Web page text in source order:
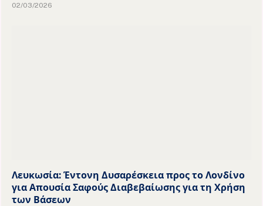
02/03/2026
Λευκωσία: Έντονη Δυσαρέσκεια προς το Λονδίνο
για Απουσία Σαφούς Διαβεβαίωσης για τη Χρήση
των Βάσεων